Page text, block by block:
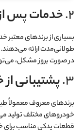
2. خدمات پس
بسیاری از برندهای
طولانی‌مدت ارائه
در صورت بروز مشکل،
3. پشتیبانی
برندهای معروف معمولاً
خودروهای مختلف تولید
قطعات یدکی مناسب برای